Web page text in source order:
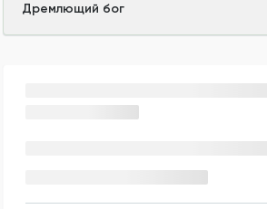
Дремлющий бог